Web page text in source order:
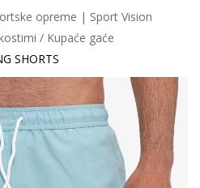
opreme | Sport Vision
Kupaće gaće
SHORTS